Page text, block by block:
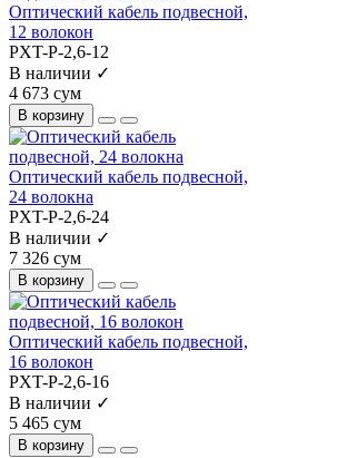
Оптический кабель подвесной,
12 волокон
PXT-P-2,6-12
В наличии ✓
4 673 сум
В корзину
Оптический кабель подвесной,
24 волокна
PXT-P-2,6-24
В наличии ✓
7 326 сум
В корзину
Оптический кабель подвесной,
16 волокон
PXT-P-2,6-16
В наличии ✓
5 465 сум
В корзину